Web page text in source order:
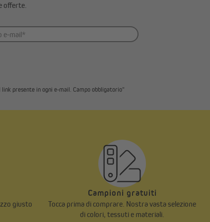
offerte.
presente in ogni e-mail. Campo obbligatorio"
giusto
Campioni gratuiti
Tocca prima di comprare. Nostra vasta selezione
di colori, tessuti e materiali.